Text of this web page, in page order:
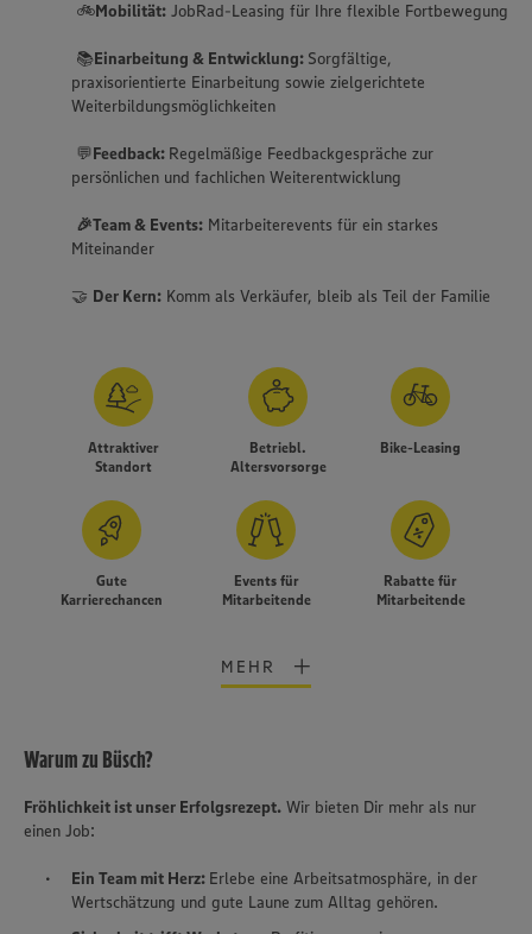
Wir setzen Cookies und andere Technologien ein, um Ihnen
ermöglichen. Wir verwenden Ihre Daten, um unsere
Website zu personalisieren und Ihnen möglichst relevante
🚲Mobilität: JobRad-Leasing für Ihre flexible Fortbewegung
📚Einarbeitung & Entwicklung: Sorgfältige,
praxisorientierte Einarbeitung sowie zielgerichtete
Weiterbildungsmöglichkeiten
💬Feedback: Regelmäßige Feedbackgespräche zur
persönlichen und fachlichen Weiterentwicklung
🎉Team & Events: Mitarbeiterevents für ein starkes
Miteinander
🤝 Der Kern: Komm als Verkäufer, bleib als Teil der Familie
Attraktiver
Standort
Betriebl.
Altersvorsorge
Bike-Leasing
Gute
Karrierechancen
Events für
Mitarbeitende
Rabatte für
Mitarbeitende
MEHR
Warum zu Büsch?
Fröhlichkeit ist unser Erfolgsrezept. Wir bieten Dir mehr als nur
einen Job:
Ein Team mit Herz: Erlebe eine Arbeitsatmosphäre, in der
Wertschätzung und gute Laune zum Alltag gehören.